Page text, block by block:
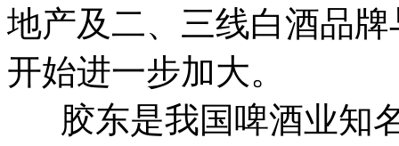
地产及二、三线白酒品
开始进一步加大。
胶东是我国啤酒业知